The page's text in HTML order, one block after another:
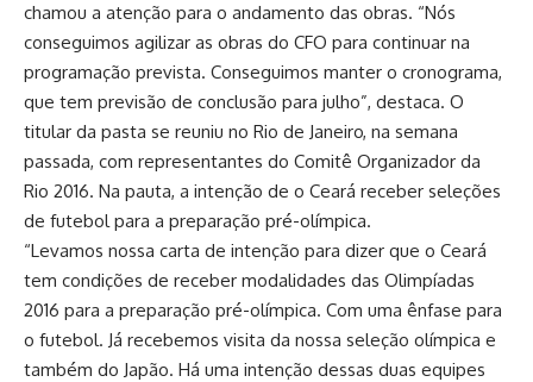
chamou a atenção para o andamento das obras. “Nós
conseguimos agilizar as obras do CFO para continuar na
programação prevista. Conseguimos manter o cronograma,
que tem previsão de conclusão para julho”, destaca. O
titular da pasta se reuniu no Rio de Janeiro, na semana
passada, com representantes do Comitê Organizador da
Rio 2016. Na pauta, a intenção de o Ceará receber seleções
de futebol para a preparação pré-olímpica.
“Levamos nossa carta de intenção para dizer que o Ceará
tem condições de receber modalidades das Olimpíadas
2016 para a preparação pré-olímpica. Com uma ênfase para
o futebol. Já recebemos visita da nossa seleção olímpica e
também do Japão. Há uma intenção dessas duas equipes